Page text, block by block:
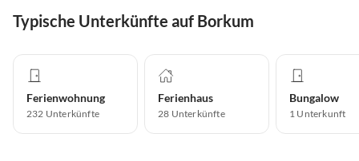
Typische Unterkünfte auf Borkum
Ferienwohnung
232 Unterkünfte
Ferienhaus
28 Unterkünfte
Bungalow
1 Unterkunft